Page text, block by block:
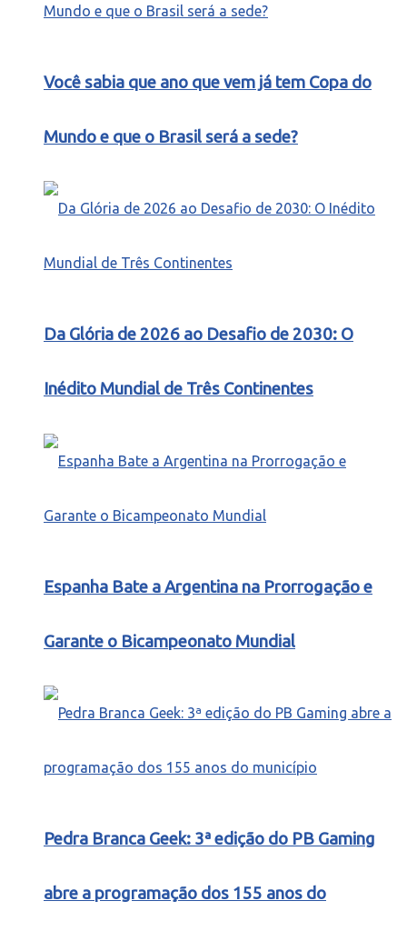
Você sabia que ano que vem já tem Copa do
Mundo e que o Brasil será a sede?
Da Glória de 2026 ao Desafio de 2030: O
Inédito Mundial de Três Continentes
Espanha Bate a Argentina na Prorrogação e
Garante o Bicampeonato Mundial
Pedra Branca Geek: 3ª edição do PB Gaming
abre a programação dos 155 anos do